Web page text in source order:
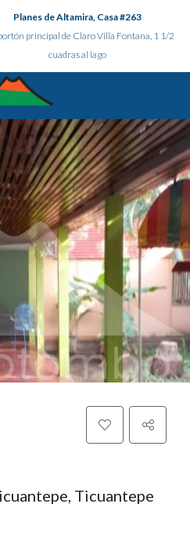
Planes de Altamira, Casa #263
principal de Claro Villa Fontana, 1 1/2
cuadras al lago
Ticuantepe